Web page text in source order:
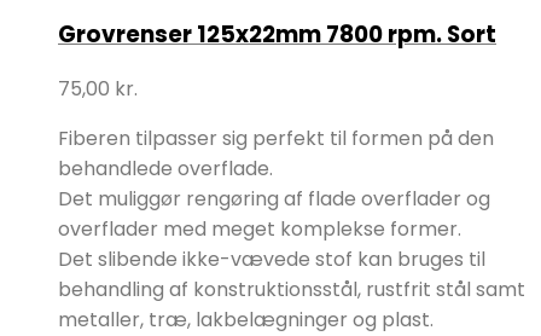
Grovrenser 125x22mm 7800 rpm. Sort
75,00 kr.
Fiberen tilpasser sig perfekt til formen på den
behandlede overflade.
Det muliggør rengøring af flade overflader og
overflader med meget komplekse former.
Det slibende ikke-vævede stof kan bruges til
behandling af konstruktionsstål, rustfrit stål samt
metaller, træ, lakbelægninger og plast.